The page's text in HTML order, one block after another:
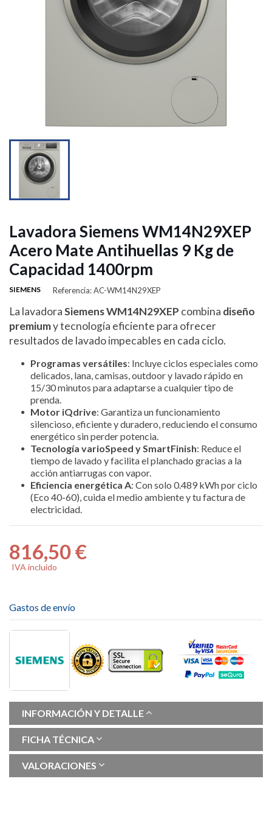
Lavadora Siemens WM14N29XEP
Acero Mate Antihuellas 9 Kg de
Capacidad 1400rpm
SIEMENS Referencia: AC-WM14N29XEP
La lavadoraSiemens WM14N29XEP combina diseño
premiumy tecnología eficiente para ofrecer
resultados de lavado impecables en cada ciclo.
Programas versátiles: Incluye ciclos especiales como
delicados, lana, camisas, outdoor y lavado rápido en
15/30 minutos para adaptarse a cualquier tipo de
prenda.
Motor iQdrive: Garantiza un funcionamiento
silencioso, eficiente y duradero, reduciendo el consumo
energético sin perder potencia.
Tecnología varioSpeed y SmartFinish: Reduce el
tiempo de lavado y facilita el planchado gracias a la
acción antiarrugas con vapor.
Eficiencia energética A: Con solo 0.489 kWh por ciclo
(Eco 40-60), cuida el medio ambiente y tu factura de
electricidad.
816,50 €
IVA incluido
Gastos de envío
INFORMACIÓN Y DETALLE
FICHA TÉCNICA
VALORACIONES